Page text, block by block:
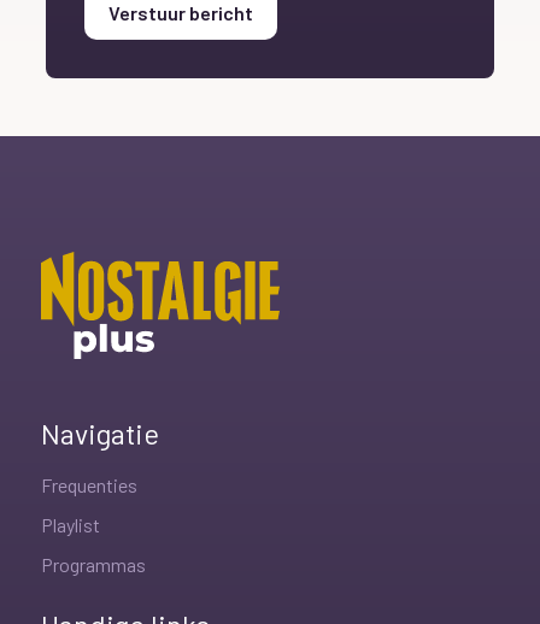
Verstuur bericht
Navigatie
Frequenties
Playlist
Programmas